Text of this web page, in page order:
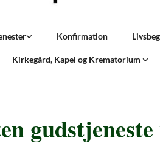
Konfirmation
Kirkegård, Kapel og Krematorium